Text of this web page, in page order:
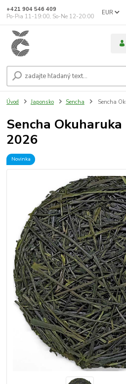
EUR
+421 904 546 409
Po-Pia 11-19:00, So-Ne 12-20:00
Úvod Japonsko Sencha Sencha
Sencha
2026
Novinka